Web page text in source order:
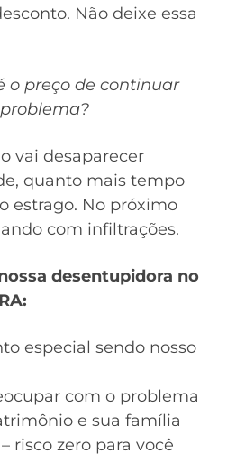
Não deixe essa
o preço de continuar
vai desaparecer
quanto mais tempo
estrago. No próximo
com infiltrações.
desentupidora no
especial sendo nosso
com o problema
e sua família
risco zero para você